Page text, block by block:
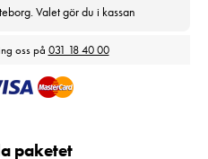
Valet gör du i kassan
oss på 031 18 40 00
paketet